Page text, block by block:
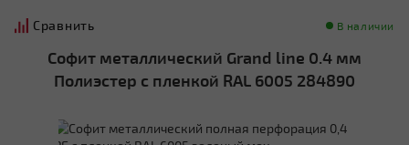
Сравнить В наличии
Софит металлический Grand line 0.4 мм
Полиэстер с пленкой RAL 6005 284890